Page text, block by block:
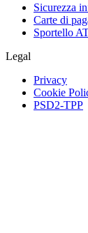
Sicurezza
Carte di
Sportello
Legal
Privacy
Cookie
PSD2-TPP